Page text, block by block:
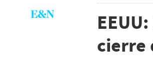
cierre